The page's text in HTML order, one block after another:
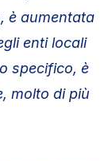
è aumentata
enti locali
specifico, è
molto di più